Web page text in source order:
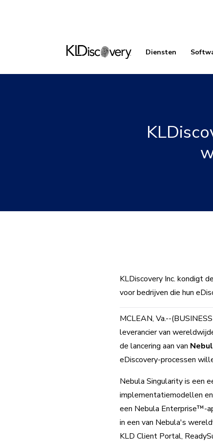
Diensten
KLDiscovery Inc. kondigt
voor bedrijven die hun
MCLEAN, Va.--
leverancier van
de lancering aan van
eDiscovery-processen
Nebula Singularity is een
implementatiemodellen
een Nebula Enterprise™-
in een van Nebula's
KLD Client Portal,